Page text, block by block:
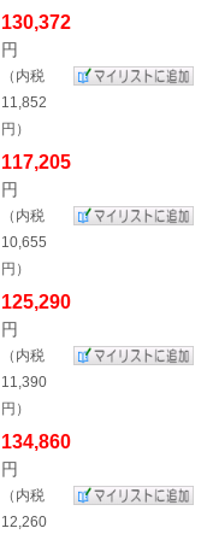
130,372
円
（内税
11,852
円）
117,205
円
（内税
10,655
円）
125,290
円
（内税
11,390
円）
134,860
円
（内税
12,260